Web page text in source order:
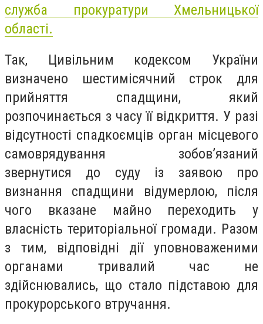
служба прокуратури Хмельницької
області.
Так, Цивільним кодексом України
визначено шестимісячний строк для
прийняття спадщини, який
розпочинається з часу її відкриття. У разі
відсутності спадкоємців орган місцевого
самоврядування зобов’язаний
звернутися до суду із заявою про
визнання спадщини відумерлою, після
чого вказане майно переходить у
власність територіальної громади. Разом
з тим, відповідні дії уповноваженими
органами тривалий час не
здійснювались, що стало підставою для
прокурорського втручання.